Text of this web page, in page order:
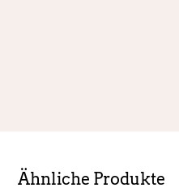
Ähnliche Produkte